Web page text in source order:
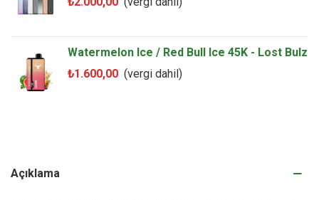
Watermelon Ice / Red Bull Ice 45K - Lost Bulz
₺1.600,00 (vergi dahil)
Açıklama